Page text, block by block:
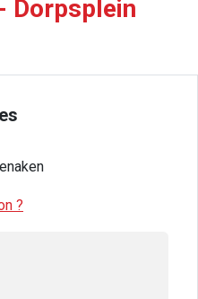
Dorpsplein
?